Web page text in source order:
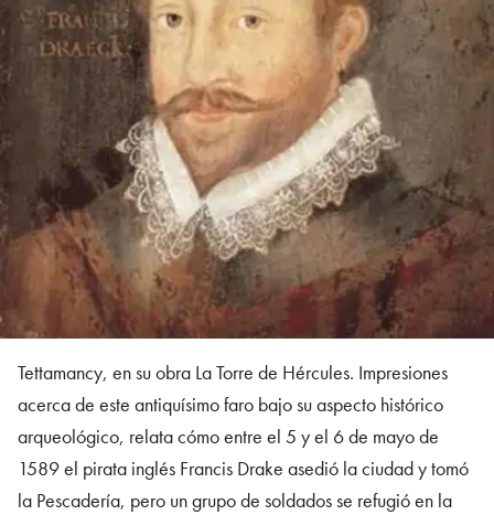
Tettamancy, en su obra La Torre de Hércules. Impresiones
acerca de este antiquísimo faro bajo su aspecto histórico
arqueológico, relata cómo entre el 5 y el 6 de mayo de
1589 el pirata inglés Francis Drake asedió la ciudad y tomó
la Pescadería, pero un grupo de soldados se refugió en la